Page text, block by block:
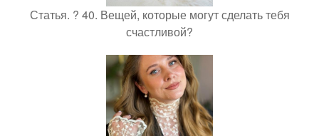
Статья. ? 40. Вещей, которые могут сделать тебя
счастливой?